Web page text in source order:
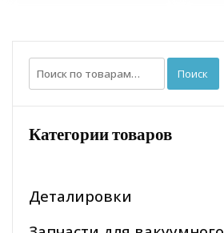
Искать: Поиск
Категории товаров
Деталировки